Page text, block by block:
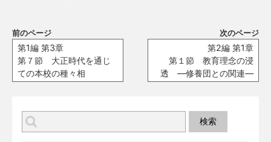
前のページ
第1編 第3章
第７節 大正時代を通じ
ての本校の種々相
次のページ
第2編 第1章
第１節 教育理念の浸
透 ―修養団との関連―